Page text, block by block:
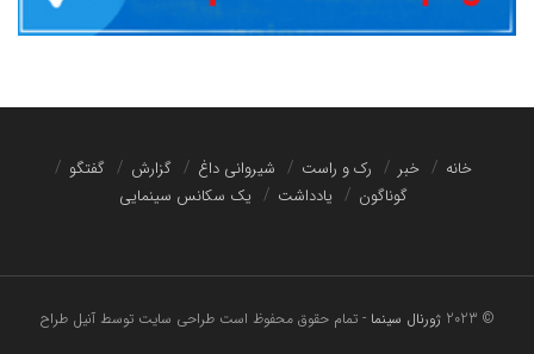
خانه خبر رک و راست شیروانی داغ گزارش
گفتگو
گوناگون
یادداشت یک سکانس سینمایی
© 2023 ژورنال سینما - تمام حقوق محفوظ استطراحی سایت توسط آنیل طراح